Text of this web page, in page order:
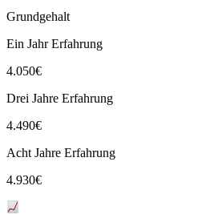
Grundgehalt
Ein Jahr Erfahrung
4.050€
Drei Jahre Erfahrung
4.490€
Acht Jahre Erfahrung
4.930€